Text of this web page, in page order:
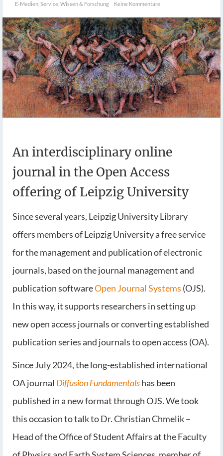
E-Medien Service Wissen & Forschung Keine Kommentare
An interdisciplinary online
journal in the Open Access
offering of Leipzig University
Since several years, Leipzig University Library
offers members of Leipzig University a free service
for the management and publication of electronic
journals, based on the journal management and
publication softwareOpen Journal Systems (OJS).
In this way, it supports researchers in setting up
new open access journals or converting established
publication series and journals to open access (OA).
Since July 2024, the long-established international
OA journal Diffusion Fundamentalshas been
published in a new format through OJS. We took
this occasion to talk to Dr. Christian Chmelik –
Head of the Office of Student Affairs at the Faculty